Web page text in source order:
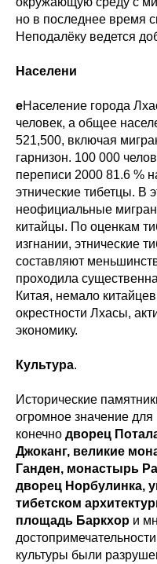
но в последнее время
Неподалёку ведется
Населени
еНаселение города
человек, а общее
521,500, включая
гарнизон. 100 000
переписи 2000 81.6 %
этнические тибетцы. В
неофициальные
китайцы. По оценкам
изгнании, этнические
составляют
проходила
Китая, немало
окрестности Лхасы,
экономику.
Культура.
Исторические
огромное значение
конечно дворец
Джоканг, великие
Ганден, монастырь
дворец Норбулинка,
тибетском
площадь Баркхор и
культуры были